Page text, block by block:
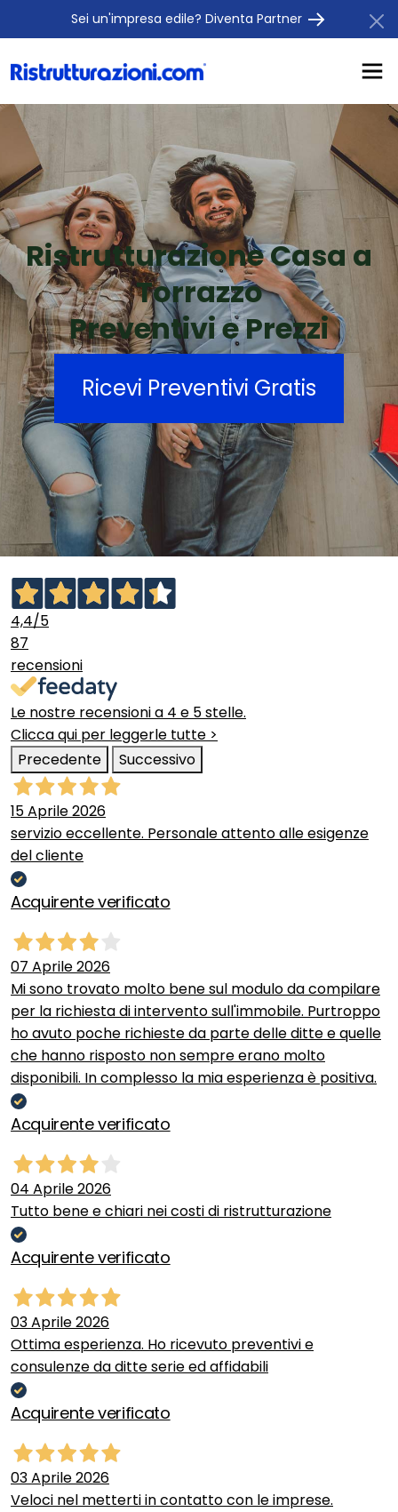
Sei un'impresa edile? Diventa Partner
Ristrutturazione Casa a
Torrazzo
Preventivi e Prezzi
Ricevi Preventivi Gratis
4,4/5
87
recensioni
Le nostre recensioni a 4 e 5 stelle.
Clicca qui per leggerle tutte >
Precedente
Successivo
15 Aprile 2026
servizio eccellente. Personale attento alle esigenze
del cliente
Acquirente verificato
07 Aprile 2026
Mi sono trovato molto bene sul modulo da compilare
per la richiesta di intervento sull'immobile. Purtroppo
ho avuto poche richieste da parte delle ditte e quelle
che hanno risposto non sempre erano molto
disponibili. In complesso la mia esperienza è positiva.
Acquirente verificato
04 Aprile 2026
Tutto bene e chiari nei costi di ristrutturazione
Acquirente verificato
03 Aprile 2026
Ottima esperienza. Ho ricevuto preventivi e
consulenze da ditte serie ed affidabili
Acquirente verificato
03 Aprile 2026
Veloci nel metterti in contatto con le imprese.